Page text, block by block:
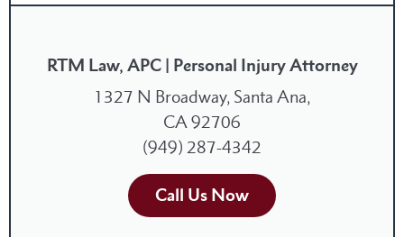
RTM Law, APC | Personal Injury Attorney
1327 N Broadway, Santa Ana,
CA 92706
(949) 287-4342
Call Us Now